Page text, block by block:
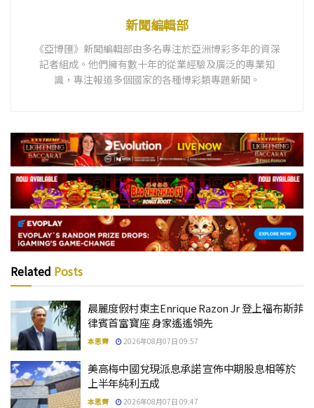
新聞編輯部
《亞博匯》新聞編輯部由多名專注於亞洲博彩多年的資深
記者組成。他們擁有數十年的從業經驗及廣泛的專業知
識，專注報道多個國家的各種博彩類專題新聞。
Related Posts
晨麗度假村東主Enrique Razon Jr 登上福布斯菲
律賓首富寶座 身家遙遙領先
本思齊 2026年08月07日 09:57
美高梅中國兌現派息承諾 宣佈中期股息相等於
上半年純利五成
本思齊 2026年08月07日 09:47